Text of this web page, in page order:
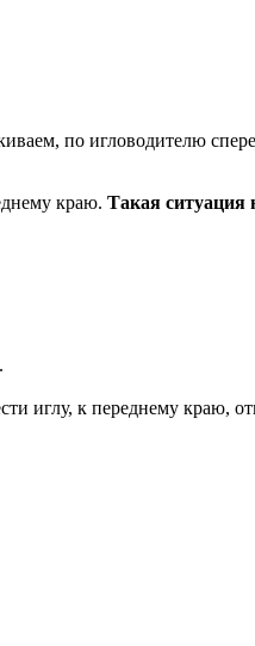
по игловодителю
краю. Такая ситуация
иглу, к переднему краю,